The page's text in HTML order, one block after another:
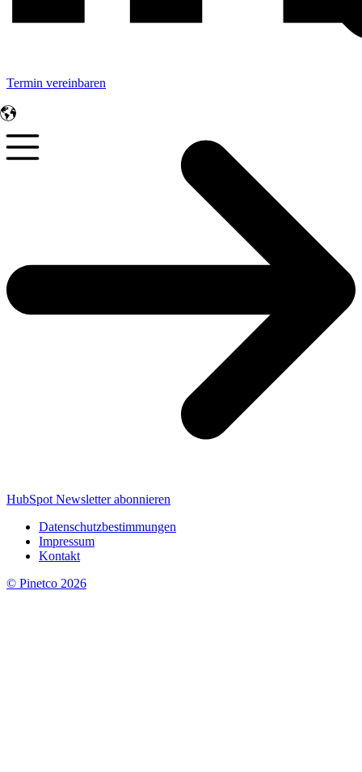
Termin vereinbaren
HubSpot Newsletter abonnieren
Datenschutzbestimmungen
Impressum
Kontakt
© Pinetco 2026